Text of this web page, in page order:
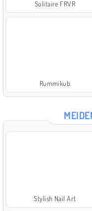
Solitaire FRVR
Rummikub
Stylish Nail Art